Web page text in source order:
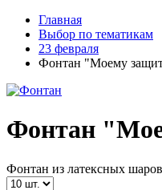
Главная
Выбор по тематикам
23 февраля
Фонтан "Моему
Фонтан
Фонтан из латексных